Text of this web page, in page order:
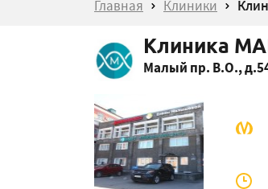
Главная Клиники
Клиника
Малый пр. В.О.,